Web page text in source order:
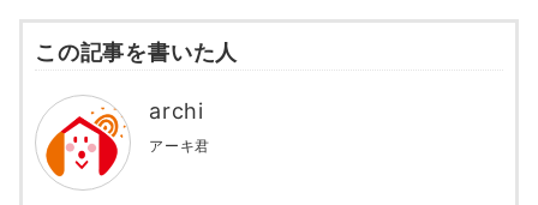
この記事を書いた人
archi
アーキ君